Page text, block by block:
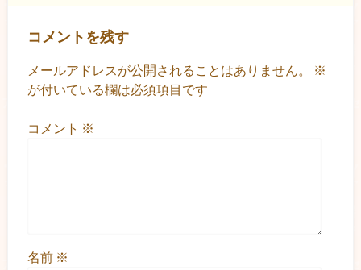
コメントを残す
メールアドレスが公開されることはありません。
※
が付いている欄は必須項目です
コメント ※
名前 ※